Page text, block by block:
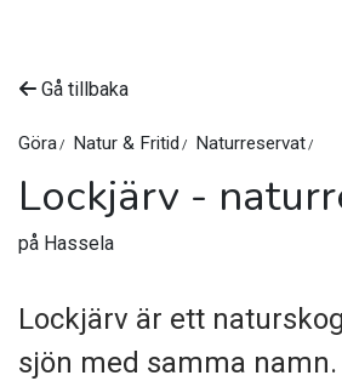
Gå tillbaka
Göra Natur & Fritid Naturreservat
Lockjärv -
på Hassela
Lockjärv är ett
sjön med samma